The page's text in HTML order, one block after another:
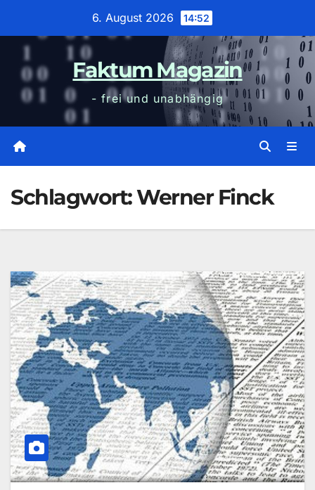
6. August 2026 14:52
Faktum Magazin
- frei und unabhängig
Schlagwort:Werner Finck